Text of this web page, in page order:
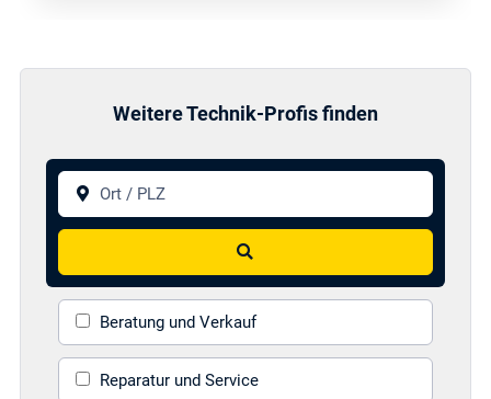
Weitere Technik-Profis finden
Ort / PLZ
Suchen
Beratung und Verkauf
Reparatur und Service